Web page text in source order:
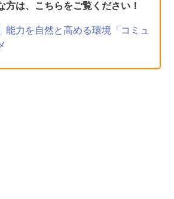
は、こちらをご覧ください！
能力を自然と高める環境「コミュ